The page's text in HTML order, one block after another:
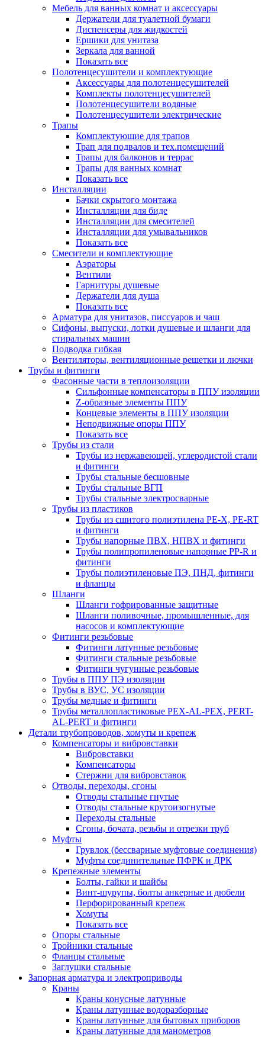
Мебель для ванных комнат и аксессуары
Держатели для туалетной бумаги
Диспенсеры для жидкостей
Ершики для унитаза
Зеркала для ванной
Показать все
Полотенцесушители и комплектующие
Аксессуары для полотенцесушителей
Комплекты полотенцесушителей
Полотенцесушители водяные
Полотенцесушители электрические
Трапы
Комплектующие для трапов
Трап для подвалов и тех.помещений
Трапы для балконов и террас
Трапы для ванных комнат
Показать все
Инсталляции
Бачки скрытого монтажа
Инсталляции для биде
Инсталляции для смесителей
Инсталляции для умывальников
Показать все
Смесители и комплектующие
Аэраторы
Вентили
Гарнитуры душевые
Держатели для душа
Показать все
Арматура для унитазов, писсуаров и чаш
Сифоны, выпуски, лотки душевые и шланги для
стиральных машин
Подводка гибкая
Вентиляторы, вентиляционные решетки и лючки
Трубы и фитинги
Фасонные части в теплоизоляции
Cильфонные компенсаторы в ППУ изоляции
Z-образные элементы ППУ
Концевые элементы в ППУ изоляции
Неподвижные опоры ППУ
Показать все
Трубы из стали
Трубы из нержавеющей, углеродистой стали
и фитинги
Трубы стальные бесшовные
Трубы стальные ВГП
Трубы стальные электросварные
Трубы из пластиков
Трубы из сшитого полиэтилена PE-X, PE-RT
и фитинги
Трубы напорные ПВХ, НПВХ и фитинги
Трубы полипропиленовые напорные PP-R и
фитинги
Трубы полиэтиленовые ПЭ, ПНД, фитинги
и фланцы
Шланги
Шланги гофрированные защитные
Шланги поливочные, промышленные, для
насосов и комплектующие
Фитинги резьбовые
Фитинги латунные резьбовые
Фитинги стальные резьбовые
Фитинги чугунные резьбовые
Трубы в ППУ ПЭ изоляции
Трубы в ВУС, УС изоляции
Трубы медные и фитинги
Трубы металлопластиковые PEX-AL-PEX, PERT-
AL-PERT и фитинги
Детали трубопроводов, хомуты и крепеж
Компенсаторы и вибровставки
Вибровставки
Компенсаторы
Стержни для вибровставок
Отводы, переходы, сгоны
Отводы стальные гнутые
Отводы стальные крутоизогнутые
Переходы стальные
Сгоны, бочата, резьбы и отрезки труб
Муфты
Грувлок (бессварные муфтовые соединения)
Муфты соединительные ПФРК и ДРК
Крепежные элементы
Болты, гайки и шайбы
Винт-шурупы, болты анкерные и дюбели
Перфорированный крепеж
Хомуты
Показать все
Опоры стальные
Тройники стальные
Фланцы стальные
Заглушки стальные
Запорная арматура и электроприводы
Краны
Краны конусные латунные
Краны латунные водоразборные
Краны латунные для бытовых приборов
Краны латунные для манометров